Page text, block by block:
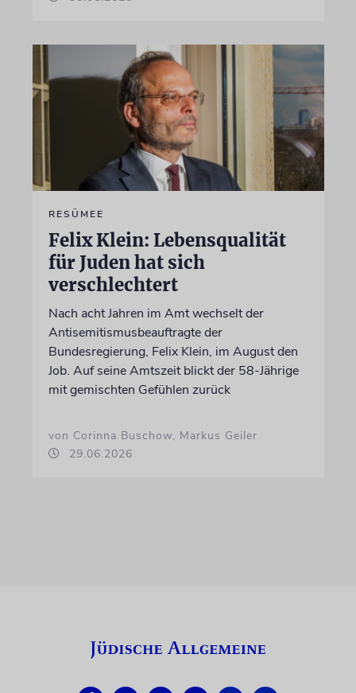
RESÜMEE
Felix Klein: Lebensqualität
für Juden hat sich
verschlechtert
Nach acht Jahren im Amt wechselt der
Antisemitismusbeauftragte der
Bundesregierung, Felix Klein, im August den
Job. Auf seine Amtszeit blickt der 58-Jährige
mit gemischten Gefühlen zurück
von Corinna Buschow, Markus Geiler
29.06.2026